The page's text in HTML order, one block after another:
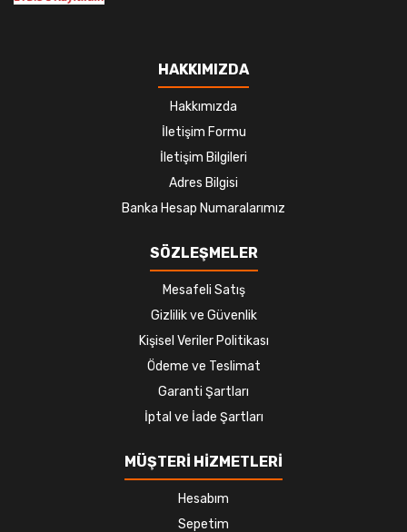
HAKKIMIZDA
Hakkımızda
İletişim Formu
İletişim Bilgileri
Adres Bilgisi
Banka Hesap Numaralarımız
SÖZLEŞMELER
Mesafeli Satış
Gizlilik ve Güvenlik
Kişisel Veriler Politikası
Ödeme ve Teslimat
Garanti Şartları
İptal ve İade Şartları
MÜŞTERİ HİZMETLERİ
Hesabım
Sepetim